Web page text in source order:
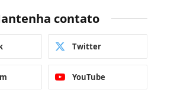
contato
Twitter
YouTube